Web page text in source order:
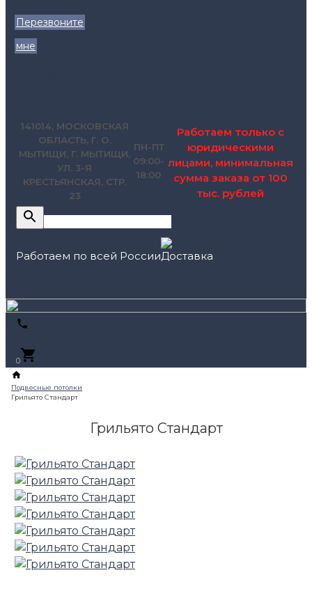
Перезвоните
мне
141014, МОСКОВСКАЯ
ОБЛАСТЬ, Г. О.
МЫТИЩИ, Г. МЫТИЩИ,
УЛ. 3-Я
КРЕСТЬЯНСКАЯ, СТР.
23
ПН-ПТ
09:00-
18:00
Работаем только с
юридическими
лицами, минимальная
сумма заказа от 100
тыс. рублей
Работаем по всей России
0
Грильято Стандарт